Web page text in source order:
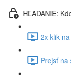
HĽADANIE:
2x klik
Prejsť na